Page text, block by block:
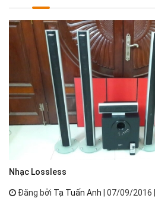
Nhạc Lossless
Đăng bởi Tạ Tuấn Anh | 07/09/2016